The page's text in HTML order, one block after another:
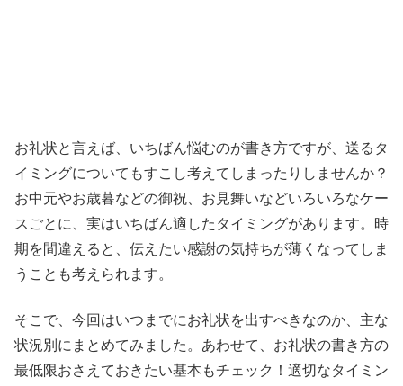
お礼状と言えば、いちばん悩むのが書き方ですが、送るタ
イミングについてもすこし考えてしまったりしませんか？
お中元やお歳暮などの御祝、お見舞いなどいろいろなケー
スごとに、実はいちばん適したタイミングがあります。時
期を間違えると、伝えたい感謝の気持ちが薄くなってしま
うことも考えられます。
そこで、今回はいつまでにお礼状を出すべきなのか、主な
状況別にまとめてみました。あわせて、お礼状の書き方の
最低限おさえておきたい基本もチェック！適切なタイミン